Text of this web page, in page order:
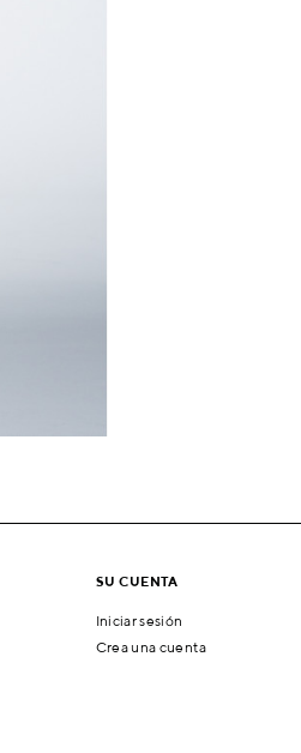
SU CUENTA
Iniciar sesión
Crea una cuenta